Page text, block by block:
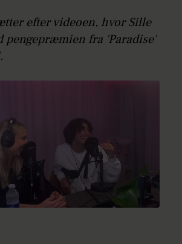
efter videoen, hvor Sille
fra 'Paradise'